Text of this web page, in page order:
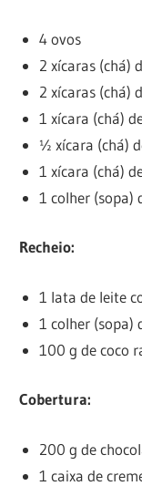
4 ovos
2 xícaras (chá)
2 xícaras (chá)
1 xícara (chá)
½ xícara (chá)
1 xícara (chá)
1 colher (sopa)
Recheio:
1 lata de leite
1 colher (sopa)
100 g de coco
Cobertura:
200 g de
1 caixa de